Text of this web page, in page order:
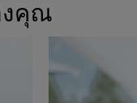
งคุณ